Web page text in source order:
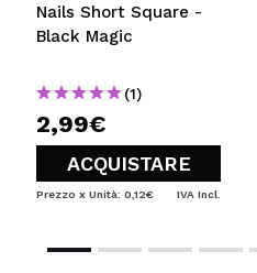
Nails Short Square -
Black Magic
(1)
2,99€
ACQUISTARE
Prezzo x Unità: 0,12€ IVA Incl.